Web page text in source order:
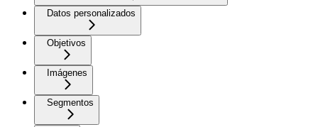
Datos personalizados
Objetivos
Imágenes
Segmentos